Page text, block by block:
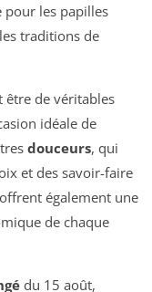
pour les papilles
traditions de
être de véritables
idéale de
douceurs, qui
et des savoir-faire
également une
de chaque
du 15 août,